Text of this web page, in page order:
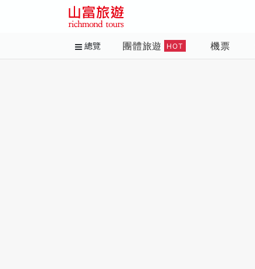
總覽 團體旅遊 HOT 機票